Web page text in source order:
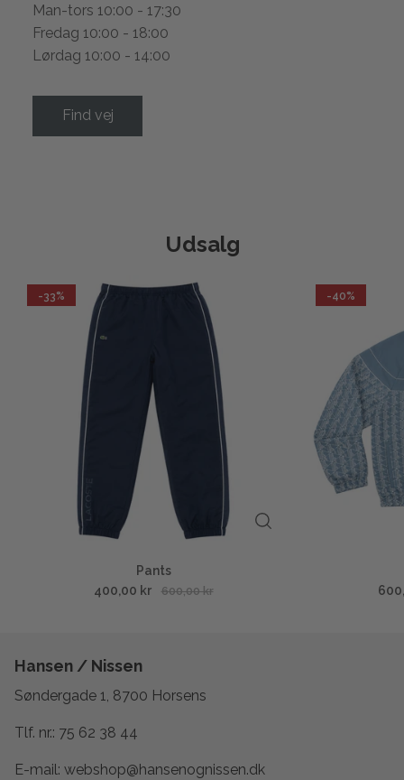
Man-tors 10:00 - 17:30
Fredag 10:00 - 18:00
Lørdag 10:00 - 14:00
Find vej
Udsalg
-33%
Pants
400,00 kr
600,00 kr
-40%
Hansen / Nissen
Søndergade 1, 8700 Horsens
Tlf. nr.: 75 62 38 44
E-mail: webshop@hansenognissen.dk